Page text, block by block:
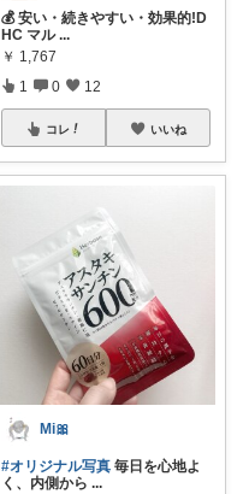
💰 安い・続きやすい・効果的!D
HC マル ...
￥ 1,767
1 0 12
コレ いいね
Mi🎀
#オリジナル写真 毎日を心地よ
く、内側から ...